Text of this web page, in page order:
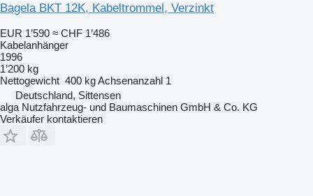
Bagela BKT 12K, Kabeltrommel, Verzinkt
EUR 1’590 ≈ CHF 1’486
Kabelanhänger
1996
1’200 kg
Nettogewicht 400 kgAchsenanzahl 1
Deutschland, Sittensen
alga Nutzfahrzeug- und Baumaschinen GmbH & Co. KG
Verkäufer kontaktieren